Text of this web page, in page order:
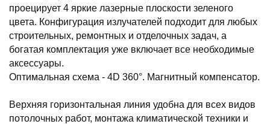
проецирует 4 яркие лазерные плоскости зеленого
цвета. Конфигурация излучателей подходит для любых
строительных, ремонтных и отделочных задач, а
богатая комплектация уже включает все необходимые
аксессуары.
Оптимальная схема - 4D 360°. Магнитный компенсатор.
Верхняя горизонтальная линия удобна для всех видов
потолочных работ, монтажа климатической техники и